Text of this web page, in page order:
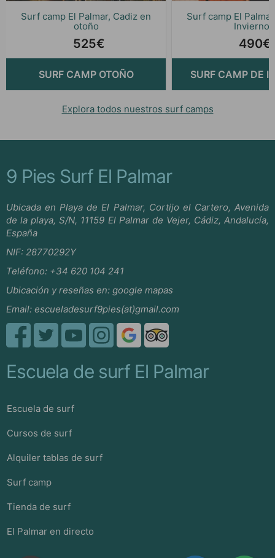
Surf camp El Palmar, Cadiz en
otoño
525€
SURF CAMP OTOÑO
Surf camp El
Invierno
490€
SURF CAMP DE
Explora todos nuestros surf camps
Escuela de surf El Palmar
Escuela de surf
Cursos de surf
Alquiler tablas de surf
Surf camp
Tienda de surf
El Palmar en directo
9 Pies Surf El Palmar
Ubicada en Playa de El Palmar, Cortijo el Cartero, Avenida
de la playa, S/N, 11159 El Palmar de Vejer, Cádiz, Andalucía,
España
NIF: 28770292Y
Teléfono: +34 620 104 241
Ubicación y reseñas en: google mapas
Email: escueladesurf9pies(at)gmail.com